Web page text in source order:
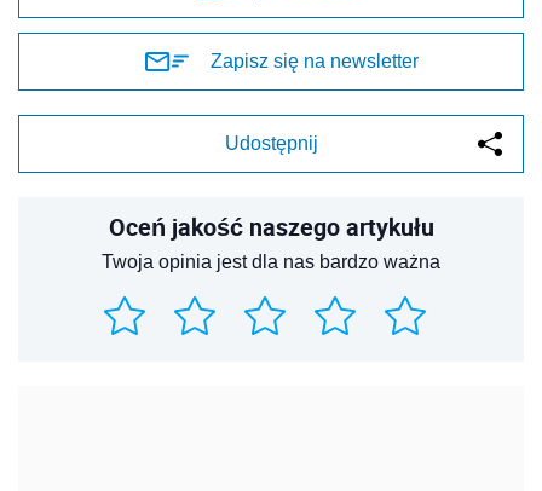
Zapisz się na newsletter
Udostępnij
Oceń jakość naszego artykułu
Twoja opinia jest dla nas bardzo ważna